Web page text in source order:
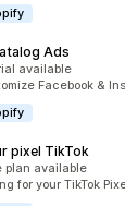
Ads
available
Facebook &
pixel TikTok
plan available
for your TikTok